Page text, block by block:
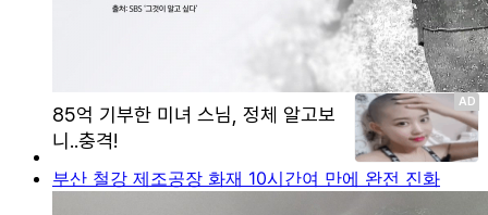
부산 철강 제조공장 화재 10시간여 만에 완전 진화